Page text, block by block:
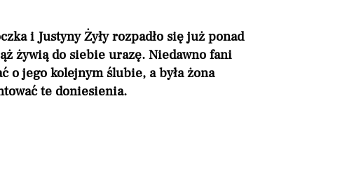
i Justyny Żyły rozpadło się już ponad
żywią do siebie urazę. Niedawno fani
o jego kolejnym ślubie, a była żona
te doniesienia.